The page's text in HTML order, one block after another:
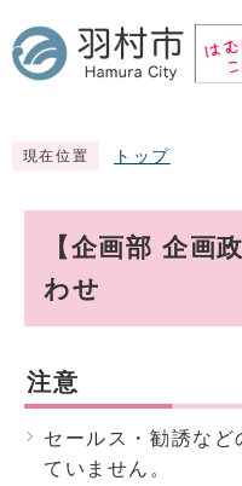
現在位置 トップ
【企画部 企画
わせ
注意
セールス・勧誘など
ていません。